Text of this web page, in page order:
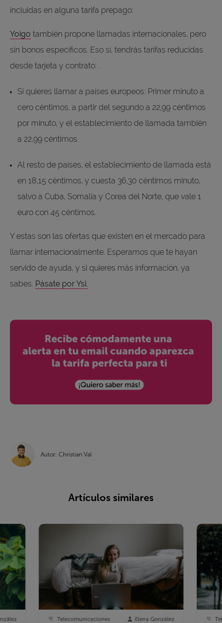
incluidas en alguna tarifa prepago:
Yoigo también propone llamadas internacionales, pero
sin bonos específicos. Eso sí, tendrás tarifas reducidas
desde tarjeta y contrato: .
Si quieres llamar a países europeos: Primer minuto a
cero céntimos, a partir del segundo a 22,99 céntimos
por minuto, y el establecimiento de llamada también
a 22,99 céntimos.
Al resto de países, el establecimiento de llamada está
en 18,15 céntimos, y cuesta 36,30 céntimos minuto,
salvo a Cuba, Somalia y Corea del Norte, que vale 1
euro con 45 céntimos.
Y estas son las ofertas que existen en el mercado para
llamar internacionalmente. Esperamos que te hayan
servido de ayuda, y si quieres más información, ya
sabes. Pásate por Ysi.
Autor: Christian Val
Artículos similares
Telecomunicaciones Elena González